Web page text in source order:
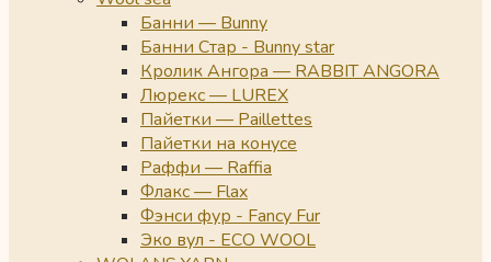
Банни — Bunny
Банни Стар - Bunny star
Кролик Ангора — RABBIT ANGORA
Люрекс — LUREX
Пайетки — Paillettes
Пайетки на конусе
Раффи — Raffia
Флакс — Flax
Фэнси фур - Fancy Fur
Эко вул - ECO WOOL